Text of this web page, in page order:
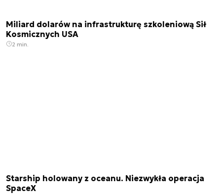
Miliard dolarów na infrastrukturę szkoleniową Sił
Kosmicznych USA
2 min.
Starship holowany z oceanu. Niezwykła operacja
SpaceX